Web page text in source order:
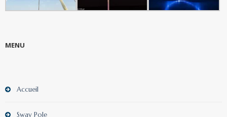
MENU
Accueil
Sway Pole